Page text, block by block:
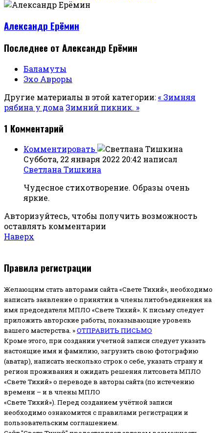
Александр Ерёмин
Последнее от Александр Ерёмин
Баламуты
Эхо Авроры
Другие материалы в этой категории:« Зимняя
рябина у дома Зимний пикник. »
1 Комментарий
Комментировать
Суббота, 22 января 2022 20:42 написал
Светлана Тишкина
Чудесное стихотворение. Образы очень
яркие.
Авторизуйтесь, чтобы получить возможность
оставлять комментарии
Наверх
Правила регистрации
Желающим стать авторами сайта «Свете Тихий», необходимо
написать заявление о принятии в члены литобъединения на
имя председателя МПЛО «Свете Тихий». К письму следует
приложить авторские работы, показывающие уровень
вашего мастерства. »ОТПРАВИТЬ ПИСЬМО
Кроме этого, при создании учетной записи следует указать
настоящие имя и фамилию, загрузить свою фотографию
(аватар), написать несколько строк о себе, указать страну и
регион проживания и ожидать решения литсовета МПЛО
«Свете Тихий» о переводе в авторы сайта (по истечению
времени – и в члены МПЛО
«Свете Тихий»). Перед созданием учётной записи
необходимо ознакомится с правилами регистрации и
пользовательским соглашением.